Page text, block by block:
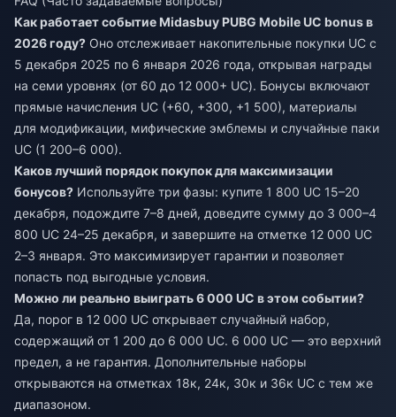
Как работает событие Midasbuy PUBG Mobile UC bonus в
2026 году? Оно отслеживает накопительные покупки UC с
5 декабря 2025 по 6 января 2026 года, открывая награды
на семи уровнях (от 60 до 12 000+ UC). Бонусы включают
прямые начисления UC (+60, +300, +1 500), материалы
для модификации, мифические эмблемы и случайные паки
UC (1 200–6 000).
Каков лучший порядок покупок для максимизации
бонусов? Используйте три фазы: купите 1 800 UC 15–20
декабря, подождите 7–8 дней, доведите сумму до 3 000–4
800 UC 24–25 декабря, и завершите на отметке 12 000 UC
2–3 января. Это максимизирует гарантии и позволяет
попасть под выгодные условия.
Можно ли реально выиграть 6 000 UC в этом событии?
Да, порог в 12 000 UC открывает случайный набор,
содержащий от 1 200 до 6 000 UC. 6 000 UC — это верхний
предел, а не гарантия. Дополнительные наборы
открываются на отметках 18к, 24к, 30к и 36к UC с тем же
диапазоном.